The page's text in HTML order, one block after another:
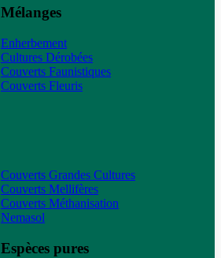
Mélanges
Enherbement
Cultures Dérobées
Couverts Faunistiques
Couverts Fleuris
Couverts Grandes Cultures
Couverts Mellifères
Couverts Méthanisation
Nemasol
Espèces pures